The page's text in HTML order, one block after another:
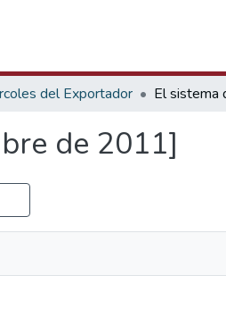
del Exportador
de 2011]